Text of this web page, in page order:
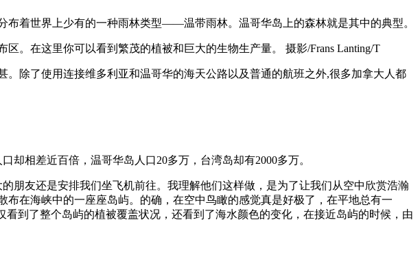
着世界上少有的一种雨林类型——温带雨林。温哥华岛上的森林就是其中的典型。
。在这里你可以看到繁茂的植被和巨大的生物生产量。 摄影/Frans Lanting/T
除了使用连接维多利亚和温哥华的海天公路以及普通的航班之外,很多加拿大人都
相差近百倍，温哥华岛人口20多万，台湾岛却有2000多万。
朋友还是安排我们坐飞机前往。我理解他们这样做，是为了让我们从空中欣赏浩瀚
在海峡中的一座座岛屿。的确，在空中鸟瞰的感觉真是好极了，在平地总有一
到了整个岛屿的植被覆盖状况，还看到了海水颜色的变化，在接近岛屿的时候，由